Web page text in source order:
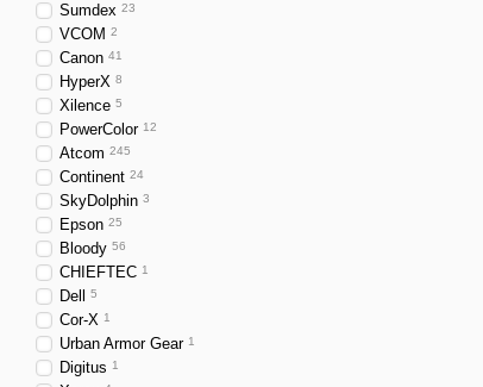
Sumdex 23
VCOM 2
Canon 41
HyperX 8
Xilence 5
PowerColor 12
Atcom 245
Continent 24
SkyDolphin 3
Epson 25
Bloody 56
CHIEFTEC 1
Dell 5
Cor-X 1
Urban Armor Gear 1
Digitus 1